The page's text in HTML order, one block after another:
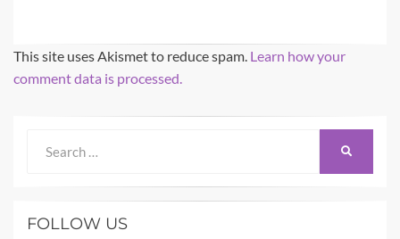
This site uses Akismet to reduce spam. Learn how your
comment data is processed.
for:
FOLLOW US